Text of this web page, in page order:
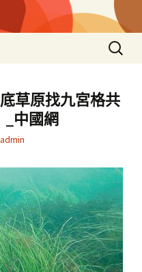
搜
尋
鍵
字:
草原找九宮格共
_中國網
admin